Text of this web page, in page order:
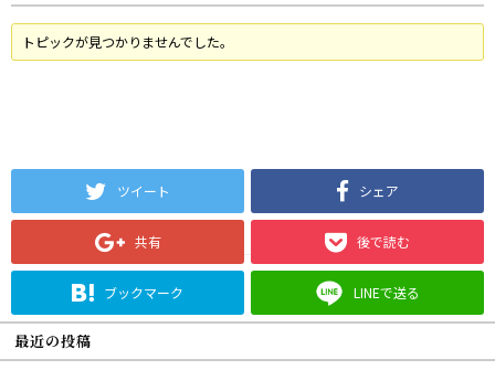
トピックが見つかりませんでした。
ツイート シェア
共有 後で読む
ブックマーク LINEで送る
最近の投稿